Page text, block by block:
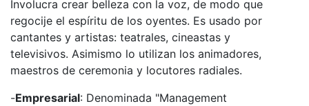
Involucra crear belleza con la voz, de modo que
regocije el espíritu de los oyentes. Es usado por
cantantes y artistas: teatrales, cineastas y
televisivos. Asimismo lo utilizan los animadores,
maestros de ceremonia y locutores radiales.
-Empresarial: Denominada "Management